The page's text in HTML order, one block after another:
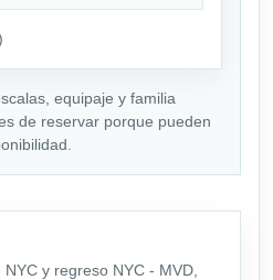
equipaje y familia
de reservar porque pueden
y regreso NYC - MVD,